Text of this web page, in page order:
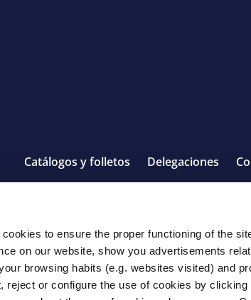
to ensure the proper functioning of the
on our website, show you advertisements
browsing habits (e.g. websites visited) and
reject or configure the use of cookies by clicking
Catálogos y folletos Delegaciones
de uso